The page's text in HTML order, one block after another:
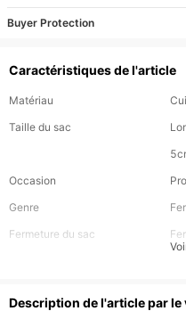
Buyer Protection
Caractéristiques de l'article
Matériau
Taille du sac
Occasion
Genre
Fermeture du sac
Description de l'article par le